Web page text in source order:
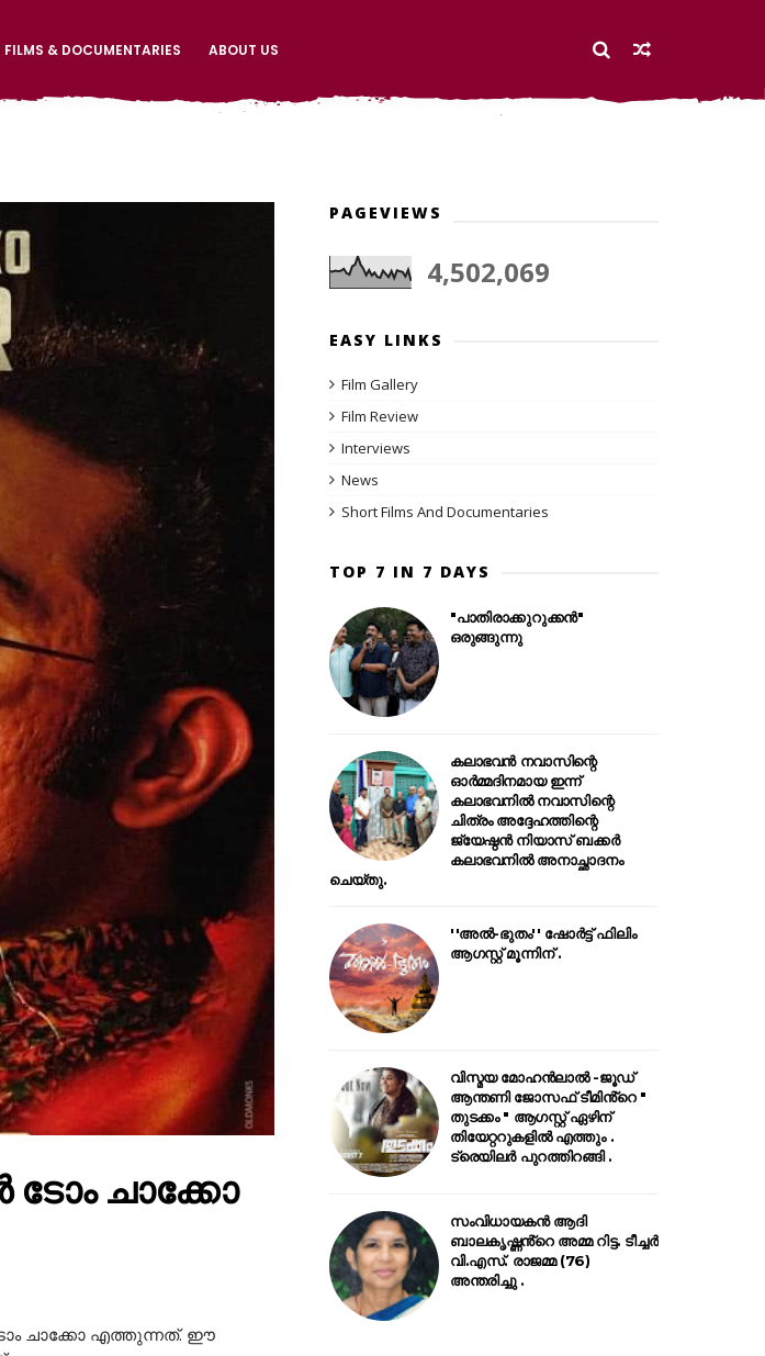
FILMS & DOCUMENTARIES ABOUT US
ചാക്കോ
ടോം ചാക്കോ എത്തുന്നത്. ഈ
PAGEVIEWS
4,502,069
EASY LINKS
Film Gallery
Film Review
Interviews
News
Short Films And Documentaries
TOP 7 IN 7 DAYS
"പാതിരാക്കുറുക്കൻ"
ഒരുങ്ങുന്നു
കലാഭവൻ നവാസിന്റെ
ഓർമ്മദിനമായ ഇന്ന്
കലാഭവനിൽ നവാസിന്റെ
ചിത്രം അദ്ദേഹത്തിന്റെ
ജ്യേഷ്ഠൻ നിയാസ് ബക്കർ
കലാഭവനിൽ അനാച്ഛാദനം
ചെയ്തു.
''അൽ-ഭുതം'' ഷോർട്ട് ഫിലിം
ആഗസ്റ്റ് മൂന്നിന് .
വിസ്മയ മോഹൻലാൽ -ജൂഡ്
ആന്തണി ജോസഫ് ടീമിൻ്റെ "
തുടക്കം " ആഗസ്റ്റ് ഏഴിന്
തിയേറ്ററുകളിൽ എത്തും .
ട്രെയിലർ പുറത്തിറങ്ങി .
സംവിധായകൻ ആദി
ബാലകൃഷ്ണൻ്റെ അമ്മ റിട്ട. ടീച്ചർ
വി.എസ്. രാജമ്മ (76)
അന്തരിച്ചു .